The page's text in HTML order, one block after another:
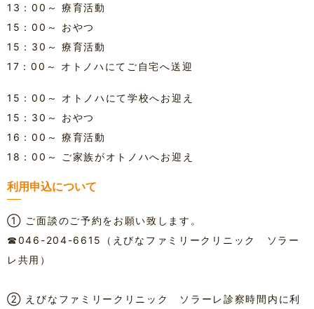
13：00～ 療育活動
15：00～ おやつ
15：30～ 療育活動
17：00～ オトノハにてご自宅へ送迎
15：00～ オトノハにて学校へお迎え
15：30～ おやつ
16：00～ 療育活動
18：00～ ご家族がオトノハへお迎え
利用申込について
① ご面談のご予約をお願い致します。
☎046-204-6615（えびなファミリークリニック ソラー
レ共用）
② えびなファミリークリニック ソラーレ診察時間内に利